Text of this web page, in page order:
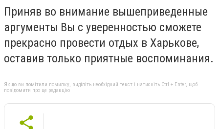
Приняв во внимание вышеприведенные
аргументы Вы с уверенностью сможете
прекрасно провести отдых в Харькове,
оставив только приятные воспоминания.
Якщо ви помітили помилку, виділіть необхідний текст і натисніть Ctrl + Enter, щоб
повідомити про це редакцію